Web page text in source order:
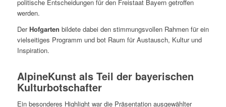
politische Entscheidungen für den Freistaat Bayern getroffen
werden.
Der Hofgarten bildete dabei den stimmungsvollen Rahmen für ein
vielseitiges Programm und bot Raum für Austausch, Kultur und
Inspiration.
AlpineKunst als Teil der bayerischen
Kulturbotschafter
Ein besonderes Highlight war die Präsentation ausgewählter